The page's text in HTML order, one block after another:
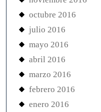
octubre 2016
julio 2016
mayo 2016
abril 2016
marzo 2016
febrero 2016
enero 2016